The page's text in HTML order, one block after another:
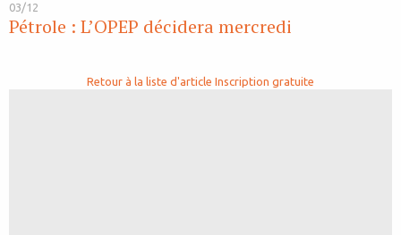
03/12
Pétrole : L’OPEP décidera mercredi
Retour à la liste d'article Inscription gratuite